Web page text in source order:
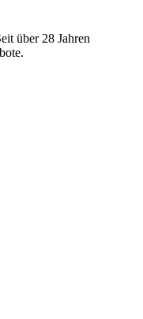
über 28 Jahren